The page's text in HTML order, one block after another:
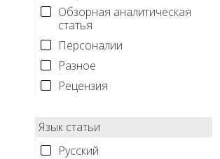
Обзорная аналитическая
статья
Персоналии
Разное
Рецензия
Язык статьи
Русский